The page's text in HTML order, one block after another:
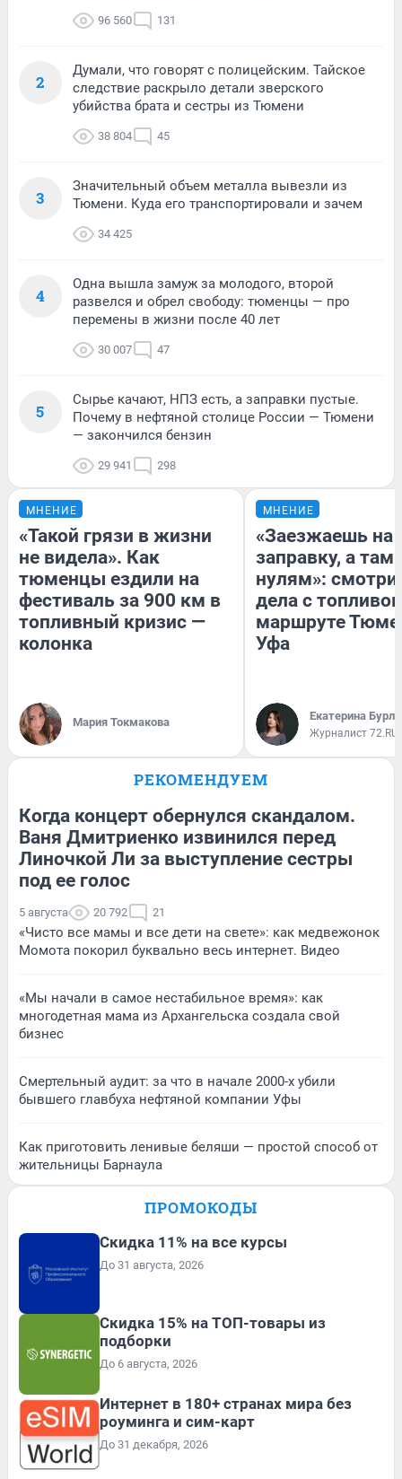
96 560 131
2
Думали, что говорят с полицейским. Тайское
следствие раскрыло детали зверского
убийства брата и сестры из Тюмени
38 804 45
3
Значительный объем металла вывезли из
Тюмени. Куда его транспортировали и зачем
34 425
4
Одна вышла замуж за молодого, второй
развелся и обрел свободу: тюменцы — про
перемены в жизни после 40 лет
30 007 47
5
Сырье качают, НПЗ есть, а заправки пустые.
Почему в нефтяной столице России — Тюмени
— закончился бензин
29 941 298
МНЕНИЕ
«Такой грязи в жизни
не видела». Как
тюменцы ездили на
фестиваль за 900 км в
топливный кризис —
колонка
Мария Токмакова
МНЕНИЕ
«Заезжаешь на
заправку, а там
нулям»:
дела с
маршруте
Уфа
Екатерина
Журналист 72.RU
РЕКОМЕНДУЕМ
Когда концерт обернулся скандалом.
Ваня Дмитриенко извинился перед
Линочкой Ли за выступление сестры
под ее голос
5 августа 20 792 21
«Чисто все мамы и все дети на свете»: как медвежонок
Момота покорил буквально весь интернет. Видео
«Мы начали в самое нестабильное время»: как
многодетная мама из Архангельска создала свой
бизнес
Смертельный аудит: за что в начале 2000-х убили
бывшего главбуха нефтяной компании Уфы
Как приготовить ленивые беляши — простой способ от
жительницы Барнаула
ПРОМОКОДЫ
Скидка 11% на все курсы
До 31 августа, 2026
Скидка 15% на ТОП-товары из
подборки
До 6 августа, 2026
Интернет в 180+ странах мира без
роуминга и сим-карт
До 31 декабря, 2026